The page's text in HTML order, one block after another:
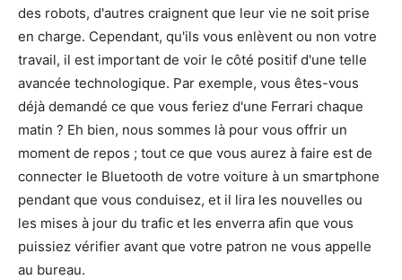
des robots, d'autres craignent que leur vie ne soit prise
en charge. Cependant, qu'ils vous enlèvent ou non votre
travail, il est important de voir le côté positif d'une telle
avancée technologique. Par exemple, vous êtes-vous
déjà demandé ce que vous feriez d'une Ferrari chaque
matin ? Eh bien, nous sommes là pour vous offrir un
moment de repos ; tout ce que vous aurez à faire est de
connecter le Bluetooth de votre voiture à un smartphone
pendant que vous conduisez, et il lira les nouvelles ou
les mises à jour du trafic et les enverra afin que vous
puissiez vérifier avant que votre patron ne vous appelle
au bureau.